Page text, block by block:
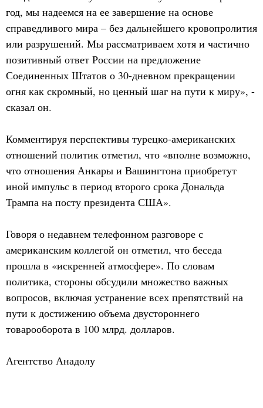
год, мы надеемся на ее завершение на основе
справедливого мира – без дальнейшего кровопролития
или разрушений. Мы рассматриваем хотя и частично
позитивный ответ России на предложение
Соединенных Штатов о 30-дневном прекращении
огня как скромный, но ценный шаг на пути к миру», -
сказал он.
Комментируя перспективы турецко-американских
отношений политик отметил, что «вполне возможно,
что отношения Анкары и Вашингтона приобретут
иной импульс в период второго срока Дональда
Трампа на посту президента США».
Говоря о недавнем телефонном разговоре с
американским коллегой он отметил, что беседа
прошла в «искренней атмосфере». По словам
политика, стороны обсудили множество важных
вопросов, включая устранение всех препятствий на
пути к достижению объема двустороннего
товарооборота в 100 млрд. долларов.
Агентство Анадолу